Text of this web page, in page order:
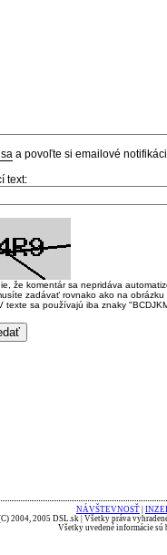
a povoľte si emailové
text:
že komentár sa nepridáva
zadávať rovnako ako na
texte sa používajú iba znaky
NÁVŠTEVNOSŤ
2004, 2005 DSL.sk | Všetky práva
Všetky uvedené informácie sú